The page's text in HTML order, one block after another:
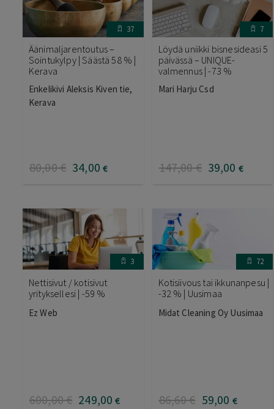
37
Äänimaljarentoutus –
Sointukylpy | Säästä 58 % |
Kerava
Enkelikivi Aleksis Kiven tie,
Kerava
80,00€ 34,00 €
7
Löydä uniikki bisnesideasi 5
päivässä – UNIQUE-
valmennus | -73 %
Mari Harju Csd
147,00€ 39,00 €
3
Nettisivut / kotisivut
yrityksellesi | -59 %
Ez Web
600,00€ 249,00 €
72
Kotisiivous tai ikkunanpesu |
-32 % | Uusimaa
Midat Cleaning Oy Uusimaa
86,60€ 59,00 €